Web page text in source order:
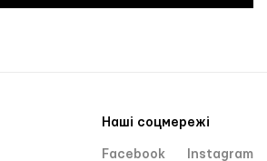
Наші соцмережі
Facebook Instagram